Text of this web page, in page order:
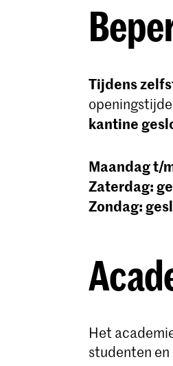
Tijdens
kantine
Maandag t/
Zaterdag:
Zondag:
Het
studenten